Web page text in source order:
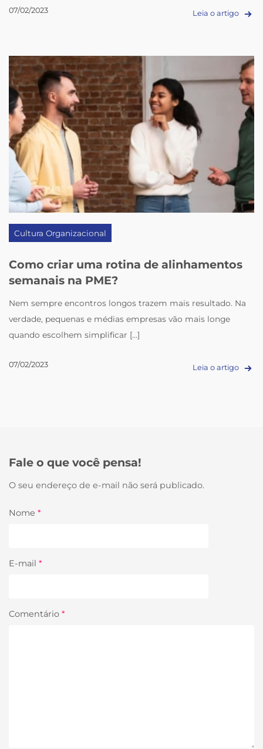
07/02/2023 Leia o artigo
Cultura Organizacional
Como criar uma rotina de alinhamentos
semanais na PME?
Nem sempre encontros longos trazem mais resultado. Na
verdade, pequenas e médias empresas vão mais longe
quando escolhem simplificar [...]
07/02/2023 Leia o artigo
Fale o que você pensa!
O seu endereço de e-mail não será publicado.
Nome *
E-mail *
Comentário *